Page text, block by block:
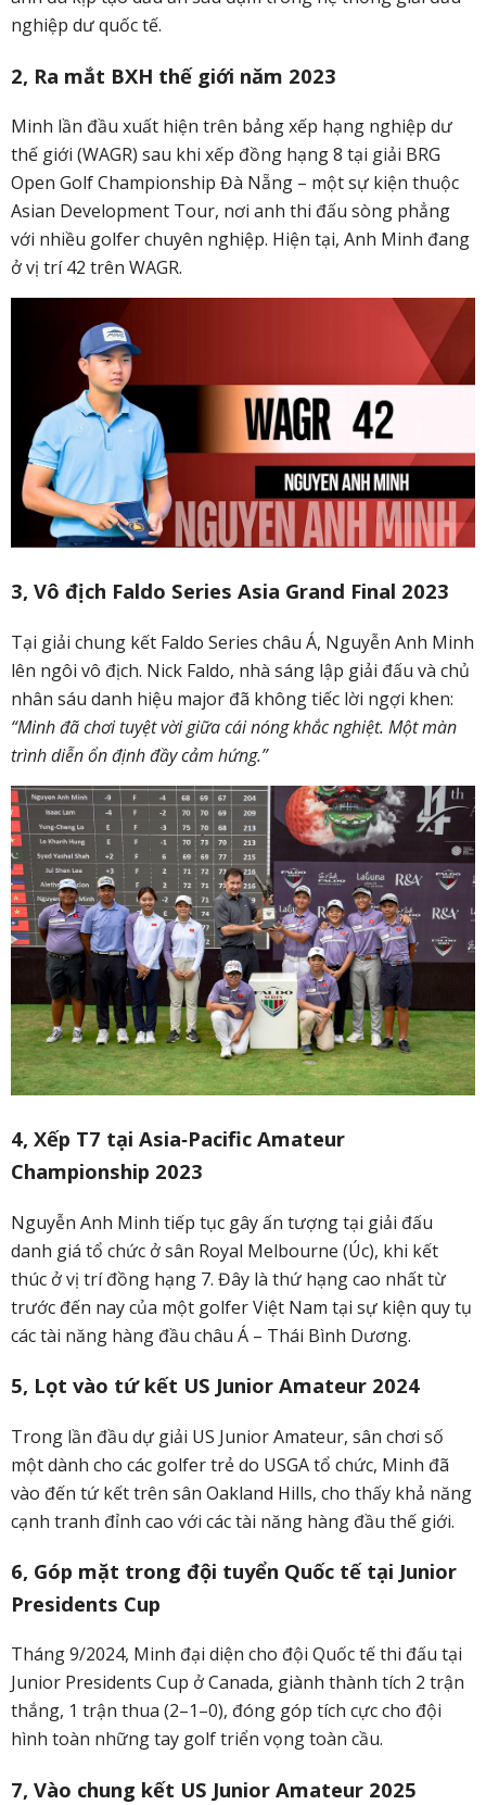
nghiệp dư quốc tế.
2, Ra mắt BXH thế giới năm 2023
Minh lần đầu xuất hiện trên bảng xếp hạng nghiệp dư
thế giới (WAGR) sau khi xếp đồng hạng 8 tại giải BRG
Open Golf Championship Đà Nẵng – một sự kiện thuộc
Asian Development Tour, nơi anh thi đấu sòng phẳng
với nhiều golfer chuyên nghiệp. Hiện tại, Anh Minh đang
ở vị trí 42 trên WAGR.
3, Vô địch Faldo Series Asia Grand Final 2023
Tại giải chung kết Faldo Series châu Á, Nguyễn Anh Minh
lên ngôi vô địch. Nick Faldo, nhà sáng lập giải đấu và chủ
nhân sáu danh hiệu major đã không tiếc lời ngợi khen:
“Minh đã chơi tuyệt vời giữa cái nóng khắc nghiệt. Một màn
trình diễn ổn định đầy cảm hứng.”
4, Xếp T7 tại Asia‑Pacific Amateur
Championship 2023
Nguyễn Anh Minh tiếp tục gây ấn tượng tại giải đấu
danh giá tổ chức ở sân Royal Melbourne (Úc), khi kết
thúc ở vị trí đồng hạng 7. Đây là thứ hạng cao nhất từ
trước đến nay của một golfer Việt Nam tại sự kiện quy tụ
các tài năng hàng đầu châu Á – Thái Bình Dương.
5, Lọt vào tứ kết US Junior Amateur 2024
Trong lần đầu dự giải US Junior Amateur, sân chơi số
một dành cho các golfer trẻ do USGA tổ chức, Minh đã
vào đến tứ kết trên sân Oakland Hills, cho thấy khả năng
cạnh tranh đỉnh cao với các tài năng hàng đầu thế giới.
6, Góp mặt trong đội tuyển Quốc tế tại Junior
Presidents Cup
Tháng 9/2024, Minh đại diện cho đội Quốc tế thi đấu tại
Junior Presidents Cup ở Canada, giành thành tích 2 trận
thắng, 1 trận thua (2–1–0), đóng góp tích cực cho đội
hình toàn những tay golf triển vọng toàn cầu.
7, Vào chung kết US Junior Amateur 2025